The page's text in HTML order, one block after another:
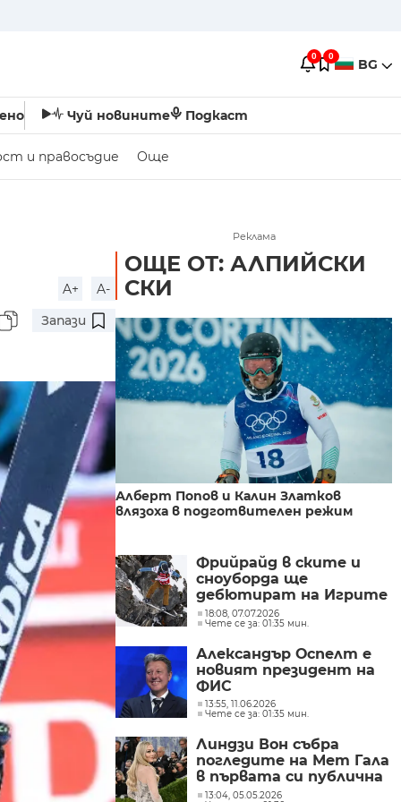
0 0 BG
Чуй новините Подкаст
и правосъдие Още
A+
A-
Запази
Реклама
ОЩЕ ОТ: АЛПИЙСКИ
СКИ
Алберт Попов и Калин Златков
влязоха в подготвителен режим
Фрийрайд в ските и
сноуборда ще
дебютират на Игрите
през 2030 г.
18:08, 07.07.2026
Чете се за: 01:35 мин.
Александър Оспелт е
новият президент на
ФИС
13:55, 11.06.2026
Чете се за: 01:35 мин.
Линдзи Вон събра
погледите на Мет Гала
в първата си публична
изява след контузията
13:04, 05.05.2026